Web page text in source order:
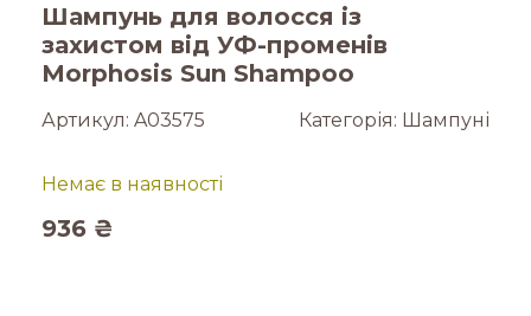
Шампунь для волосся із
захистом від УФ-променів
Morphosis Sun Shampoo
936 ₴
Немає в наявності
Артикул: A03575 Категорія: Шампуні